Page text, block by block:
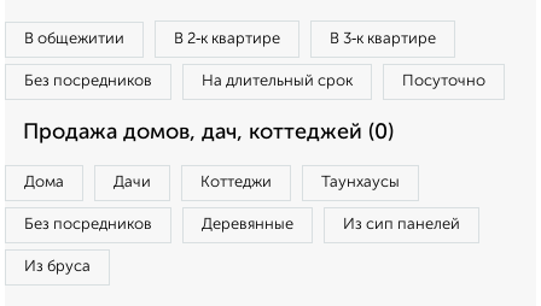
В общежитии В 2‑к квартире В 3‑к квартире
Без посредников На длительный срок Посуточно
Продажа домов, дач, коттеджей (0)
Дома Дачи Коттеджи Таунхаусы
Без посредников Деревянные Из сип панелей
Из бруса